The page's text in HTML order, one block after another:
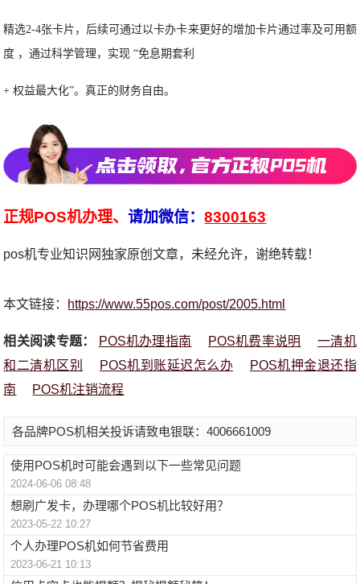
精选2-4张卡片，后续可通过以卡办卡来更好的增加卡片通过率及可用额
度 ，通过科学管理，实现 “免息期套利
+ 权益最大化”。真正的财务自由。
正规POS机办理、请加微信：8300163
pos机专业知识网独家原创文章，未经允许，谢绝转载！
本文链接： https://www.55pos.com/post/2005.html
相关阅读专题： POS机办理指南 POS机费率说明
一清机
和二清机区别
POS机到账延迟怎么办
POS机押金退还指
南
POS机注销流程
各品牌POS机相关投诉请致电银联：4006661009
使用POS机时可能会遇到以下一些常见问题
2024-06-06 08:48
想刷广发卡，办理哪个POS机比较好用？
2023-05-22 10:27
个人办理POS机如何节省费用
2023-06-21 10:13